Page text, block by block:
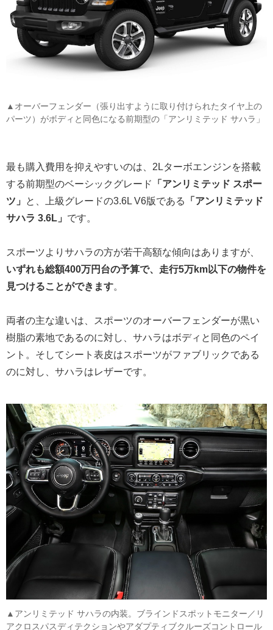
▲オーバーフェンダー（張り出すように取り付けられたタイヤ上の
パーツ）がボディと同色になる前期型の「アンリミテッド サハラ」
最も購入費用を抑えやすいのは、2Lターボエンジンを搭載
する前期型のベーシックグレード
「アンリミテッド スポー
ツ」
と、上級グレードの3.6L V6版である
「アンリミテッド
サハラ 3.6L」 です。
スポーツよりサハラの方が若干高額な傾向はありますが、
いずれも総額400万円台の予算で、走行5万km以下の物件を
見つけることができます。
両者の主な違いは、スポーツのオーバーフェンダーが黒い
樹脂の素地であるのに対し、サハラはボディと同色のペイ
ント。そしてシート表皮はスポーツがファブリックである
のに対し、サハラはレザーです。
▲アンリミテッド サハラの内装。ブラインドスポットモニター／リ
アクロスパスディテクションやアダプティブクルーズコントロール